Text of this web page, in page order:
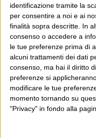
identificazione tramite la
per consentire a noi e ai
finalità sopra descritte. In
consenso o accedere a
le tue preferenze prima di
alcuni trattamenti dei dati
consenso, ma hai il diritto
preferenze si
modificare le tue
momento tornando su
"Privacy" in fondo alla
E per i regali di Natale